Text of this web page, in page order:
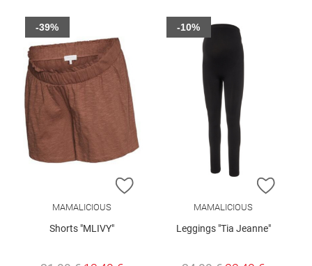
ZUR WUNSCHLISTE HINZUFÜGEN
MAMALICIOUS
Shorts "MLIVY"
-39%
ZUR
MAMALICIOUS
Leggings "Tia Jeanne"
-10%